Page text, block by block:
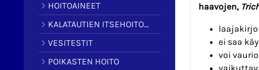
HOITOAINEET
KALATAUTIEN ITSEHOITOAINEET
VESITESTIT
POIKASTEN HOITO
haavojen,
ei saa
voi